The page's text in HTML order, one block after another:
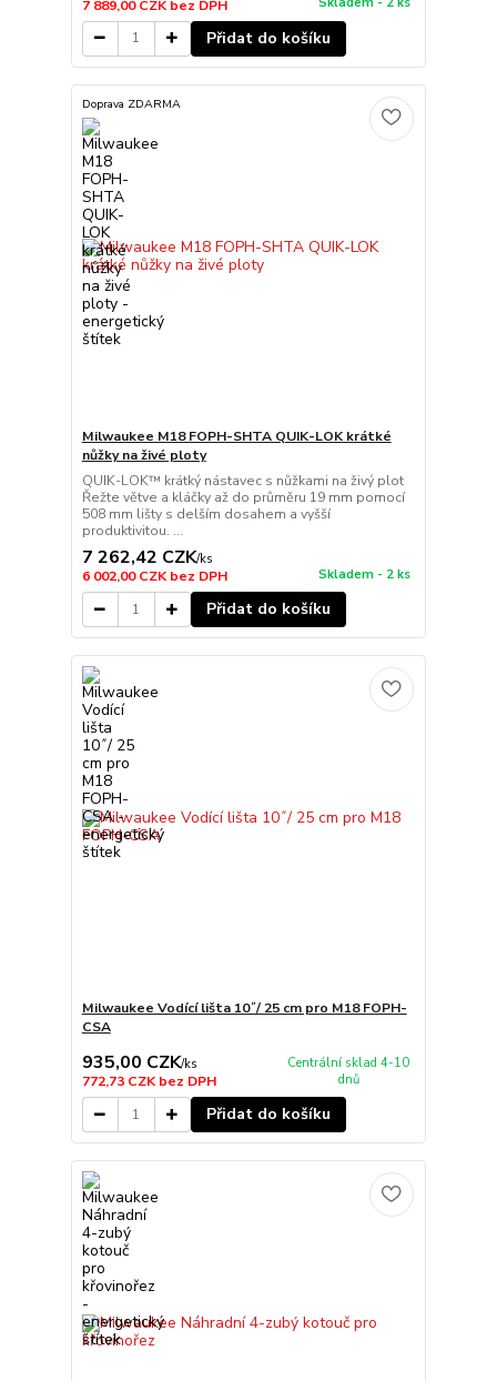
7 889,00 CZKbez DPH
Přidat do košíku
Doprava ZDARMA
Milwaukee M18 FOPH-SHTA QUIK-LOK krátké
nůžky na živé ploty
QUIK-LOK™ krátký nástavec s nůžkami na živý plot
Řežte větve a kláčky až do průměru 19 mm pomocí
508 mm lišty s delším dosahem a vyšší
produktivitou. ...
7 262,42 CZK/ks
6 002,00 CZKbez DPH Skladem - 2 ks
Přidat do košíku
Milwaukee Vodící lišta 10˝/ 25 cm pro M18 FOPH-
CSA
935,00 CZK/ks
772,73 CZKbez DPH
Centrální sklad 4-10
dnů
Přidat do košíku